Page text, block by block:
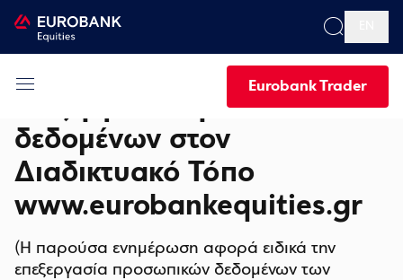
Eurobank Trader
Ενημέρωση για την
επεξεργασία προσωπικών
δεδομένων στον
Διαδικτυακό Τόπο
www.eurobankequities.gr
(Η παρούσα ενημέρωση αφορά ειδικά την
επεξεργασία προσωπικών δεδομένων των